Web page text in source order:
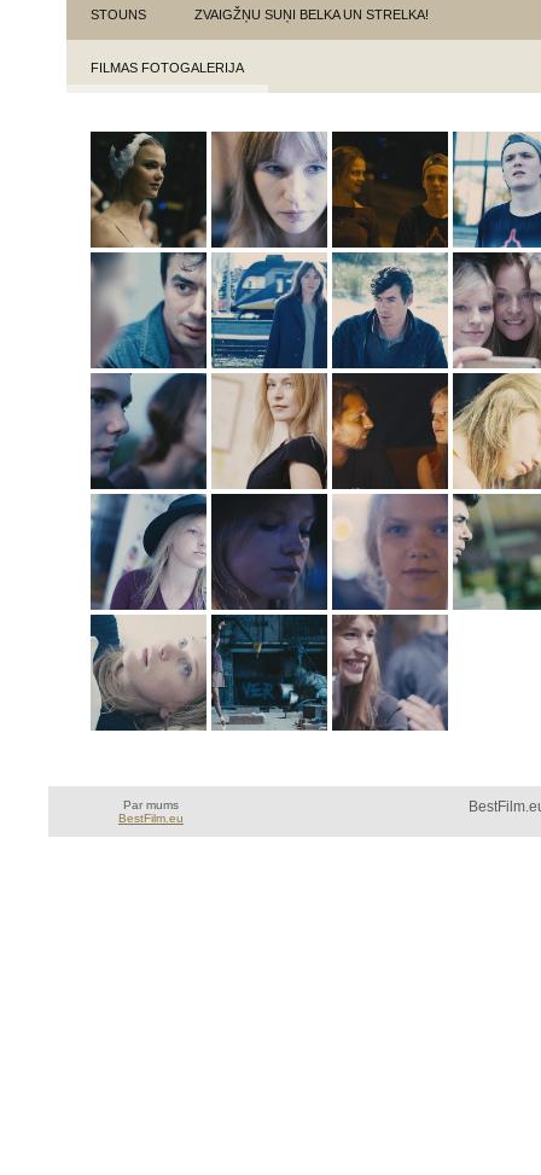
STOUNS ZVAIGŽŅU SUŅI BELKA UN STRELKA!
FILMAS FOTOGALERIJA
Par mums
BestFilm.eu